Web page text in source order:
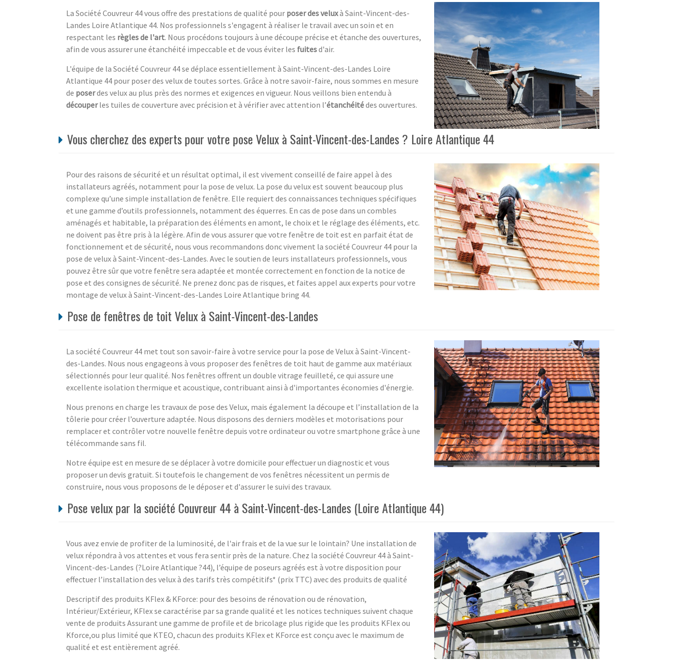
La Société Couvreur 44 vous offre des prestations de qualité pour poser des veluxà Saint-Vincent-des-
Landes Loire Atlantique 44. Nos professionnels s'engagent à réaliser le travail avec un soin et en
respectant les règles de l'art. Nous procédons toujours à une découpe précise et étanche des ouvertures,
afin de vous assurer une étanchéité impeccable et de vous éviter les fuitesd'air.
L'équipe de la Société Couvreur 44 se déplace essentiellement à Saint-Vincent-des-Landes Loire
Atlantique 44 pour poser des velux de toutes sortes. Grâce à notre savoir-faire, nous sommes en mesure
de poserdes velux au plus près des normes et exigences en vigueur. Nous veillons bien entendu à
découperles tuiles de couverture avec précision et à vérifier avec attention l’étanchéitédes ouvertures.
Vous cherchez des experts pour votre pose Velux à Saint-Vincent-des-Landes ? Loire Atlantique 44
Pour des raisons de sécurité et un résultat optimal, il est vivement conseillé de faire appel à des
installateurs agréés, notamment pour la pose de velux. La pose du velux est souvent beaucoup plus
complexe qu’une simple installation de fenêtre. Elle requiert des connaissances techniques spécifiques
et une gamme d’outils professionnels, notamment des équerres. En cas de pose dans un combles
aménagés et habitable, la préparation des éléments en amont, le choix et le réglage des éléments, etc.
ne doivent pas être pris à la légère. Afin de vous assurer que votre fenêtre de toit est en parfait état de
fonctionnement et de sécurité, nous vous recommandons donc vivement la société Couvreur 44 pour la
pose de velux à Saint-Vincent-des-Landes. Avec le soutien de leurs installateurs professionnels, vous
pouvez être sûr que votre fenêtre sera adaptée et montée correctement en fonction de la notice de
pose et des consignes de sécurité. Ne prenez donc pas de risques, et faites appel aux experts pour votre
montage de velux à Saint-Vincent-des-Landes Loire Atlantique bring 44.
Pose de fenêtres de toit Velux à Saint-Vincent-des-Landes
La société Couvreur 44 met tout son savoir-faire à votre service pour la pose de Velux à Saint-Vincent-
des-Landes. Nous nous engageons à vous proposer des fenêtres de toit haut de gamme aux matériaux
sélectionnés pour leur qualité. Nos fenêtres offrent un double vitrage feuilleté, ce qui assure une
excellente isolation thermique et acoustique, contribuant ainsi à d'importantes économies d'énergie.
Nous prenons en charge les travaux de pose des Velux, mais également la découpe et l’installation de la
tôlerie pour créer l’ouverture adaptée. Nous disposons des derniers modèles et motorisations pour
remplacer et contrôler votre nouvelle fenêtre depuis votre ordinateur ou votre smartphone grâce à une
télécommande sans fil.
Notre équipe est en mesure de se déplacer à votre domicile pour effectuer un diagnostic et vous
proposer un devis gratuit. Si toutefois le changement de vos fenêtres nécessitent un permis de
construire, nous vous proposons de le déposer et d'assurer le suivi des travaux.
Pose velux par la société Couvreur 44 à Saint-Vincent-des-Landes (Loire Atlantique 44)
Vous avez envie de profiter de la luminosité, de l'air frais et de la vue sur le lointain? Une installation de
velux répondra à vos attentes et vous fera sentir près de la nature. Chez la société Couvreur 44 à Saint-
Vincent-des-Landes (?Loire Atlantique ?44), l’équipe de poseurs agréés est à votre disposition pour
effectuer l’installation des velux à des tarifs très compétitifs* (prix TTC) avec des produits de qualité
Descriptif des produits KFlex & KForce: pour des besoins de rénovation ou de rénovation,
Intérieur/Extérieur, KFlex se caractérise par sa grande qualité et les notices techniques suivent chaque
vente de produits Assurant une gamme de profile et de bricolage plus rigide que les produits KFlex ou
Kforce,ou plus limité que KTEO, chacun des produits KFlex et KForce est conçu avec le maximum de
qualité et est entièrement agréé.